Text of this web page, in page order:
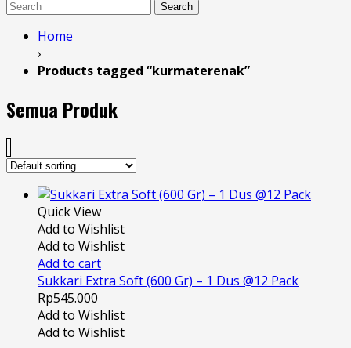
Search
Home
›
Products tagged “kurmaterenak”
Semua Produk
Quick View
Add to Wishlist
Add to Wishlist
Add to cart
Sukkari Extra Soft (600 Gr) – 1 Dus @12 Pack
Rp545.000
Add to Wishlist
Add to Wishlist